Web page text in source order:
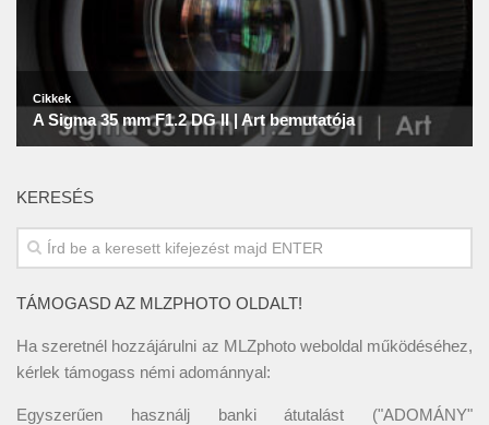
KERESÉS
TÁMOGASD AZ MLZPHOTO OLDALT!
Ha szeretnél hozzájárulni az MLZphoto weboldal működéséhez,
kérlek támogass némi adománnyal:
Egyszerűen használj banki átutalást ("ADOMÁNY"